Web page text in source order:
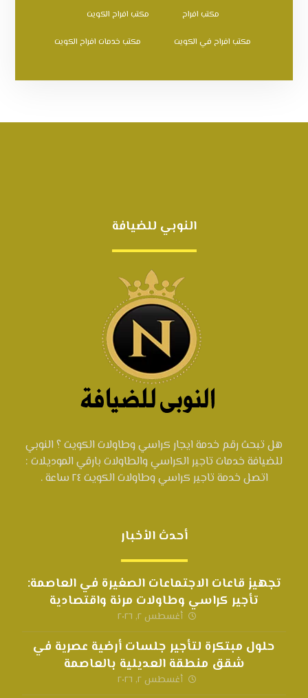
مكتب افراح مكتب افراح الكويت
مكتب افراح في الكويت مكتب خدمات افراح الكويت
النوبي للضيافة
هل تبحث رقم خدمة ايجار كراسي وطاولات الكويت ؟ النوبي
للضيافة خدمات تاجير الكراسي والطاولات بارقي الموديلات :
اتصل خدمة تاجير كراسي وطاولات الكويت ٢٤ ساعة .
أحدث الأخبار
تجهيز قاعات الاجتماعات الصغيرة في العاصمة:
تأجير كراسي وطاولات مرنة واقتصادية
أغسطس ٢, ٢٠٢٦
حلول مبتكرة لتأجير جلسات أرضية عصرية في
شقق منطقة العديلية بالعاصمة
أغسطس ٢, ٢٠٢٦